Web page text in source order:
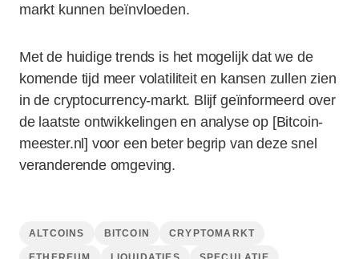
markt kunnen beïnvloeden.
Met de huidige trends is het mogelijk dat we de
komende tijd meer volatiliteit en kansen zullen zien
in de cryptocurrency-markt. Blijf geïnformeerd over
de laatste ontwikkelingen en analyse op [Bitcoin-
meester.nl] voor een beter begrip van deze snel
veranderende omgeving.
ALTCOINS BITCOIN CRYPTOMARKT